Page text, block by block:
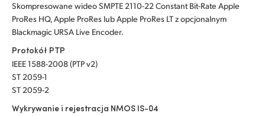
Skompresowane wideo SMPTE 2110-22 Constant Bit-Rate Apple
ProRes HQ, Apple ProRes lub Apple ProRes LT z opcjonalnym
Blackmagic URSA Live Encoder.
Protokół PTP
IEEE 1588-2008 (PTP v2)
ST 2059-1
ST 2059-2
Wykrywanie i rejestracja NMOS IS-04